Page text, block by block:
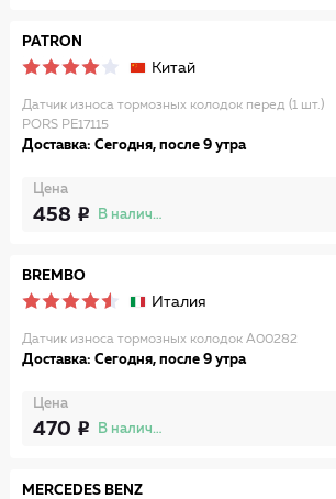
PATRON
Китай
Датчик износа тормозных колодок перед (1 шт.)
PORS PE17115
Доставка: Сегодня, после 9 утра
Цена
458 В наличии
BREMBO
Италия
Датчик износа тормозных колодок A00282
Доставка: Сегодня, после 9 утра
Цена
470 В наличии
MERCEDES BENZ